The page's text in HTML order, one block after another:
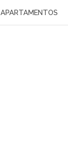
APARTAMENTOS